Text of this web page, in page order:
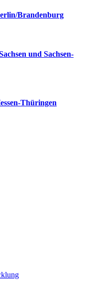
Brandenburg
und Sachsen-
Thüringen